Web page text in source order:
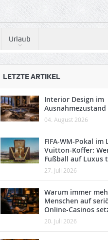
Urlaub
LETZTE ARTIKEL
Interior Design im
Ausnahmezustand
04. August 2026
FIFA-WM-Pokal im
Vuitton-Koffer:
Fußball auf Luxus
27. Juli 2026
Warum immer
Menschen auf
Online-Casinos
20. Juli 2026